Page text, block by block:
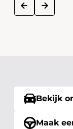
prev next
Bekijk
Maak